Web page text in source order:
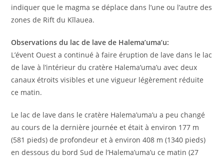
indiquer que le magma se déplace dans l’une ou l’autre des
zones de Rift du Kīlauea.
Observations du lac de lave de Halema’uma’u:
L’évent Ouest a continué à faire éruption de lave dans le lac
de lave à l’intérieur du cratère Halema’uma’u avec deux
canaux étroits visibles et une vigueur légèrement réduite
ce matin.
Le lac de lave dans le cratère Halema’uma’u a peu changé
au cours de la dernière journée et était à environ 177 m
(581 pieds) de profondeur et à environ 408 m (1340 pieds)
en dessous du bord Sud de l’Halema’uma’u ce matin (27